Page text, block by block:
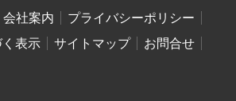
会社案内
プライバシーポリシー
表示
サイトマップ
お問合せ